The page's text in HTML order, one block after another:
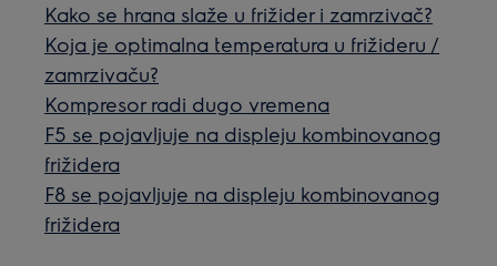
Kako se hrana slaže u frižider i zamrzivač?
Koja je optimalna temperatura u frižideru /
zamrzivaču?
Kompresor radi dugo vremena
F5 se pojavljuje na displeju kombinovanog
frižidera
F8 se pojavljuje na displeju kombinovanog
frižidera